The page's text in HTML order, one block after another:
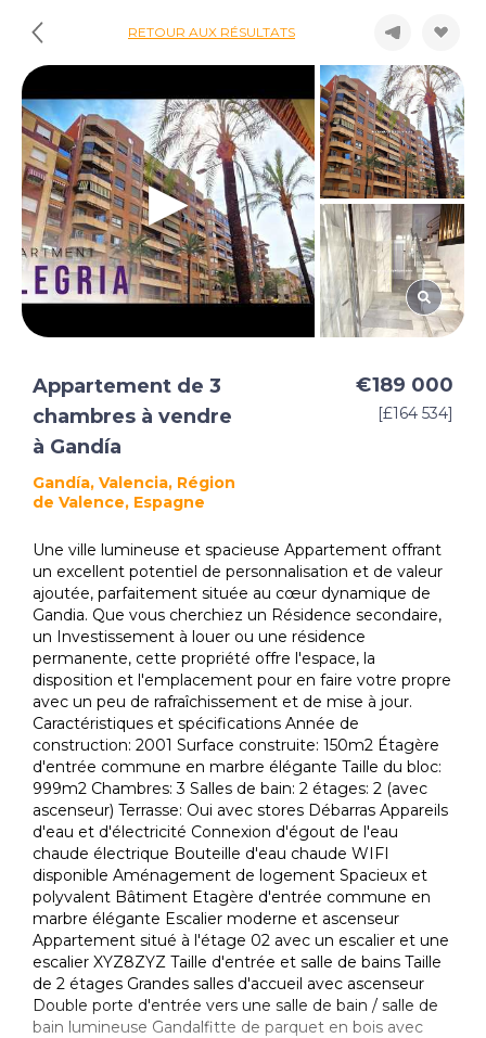
RETOUR AUX RÉSULTATS
Appartement de 3
chambres à vendre
à Gandía
Gandía, Valencia, Région
de Valence, Espagne
€189 000
[£164 534]
Une ville lumineuse et spacieuse Appartement offrant
un excellent potentiel de personnalisation et de valeur
ajoutée, parfaitement située au cœur dynamique de
Gandia. Que vous cherchiez un Résidence secondaire,
un Investissement à louer ou une résidence
permanente, cette propriété offre l'espace, la
disposition et l'emplacement pour en faire votre propre
avec un peu de rafraîchissement et de mise à jour.
Caractéristiques et spécifications Année de
construction: 2001 Surface construite: 150m2 Étagère
d'entrée commune en marbre élégante Taille du bloc:
999m2 Chambres: 3 Salles de bain: 2 étages: 2 (avec
ascenseur) Terrasse: Oui avec stores Débarras Appareils
d'eau et d'électricité Connexion d'égout de l'eau
chaude électrique Bouteille d'eau chaude WIFI
disponible Aménagement de logement Spacieux et
polyvalent Bâtiment Etagère d'entrée commune en
marbre élégante Escalier moderne et ascenseur
Appartement situé à l'étage 02 avec un escalier et une
escalier XYZ8ZYZ Taille d'entrée et salle de bains Taille
de 2 étages Grandes salles d'accueil avec ascenseur
Double porte d'entrée vers une salle de bain / salle de
bain lumineuse Gandalfitte de parquet en bois avec